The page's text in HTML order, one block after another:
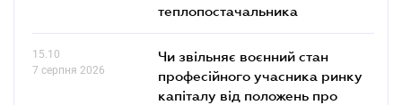
теплопостачальника
15.10
7 серпня 2026
Чи звільняє воєнний стан
професійного учасника ринку
капіталу від положень про